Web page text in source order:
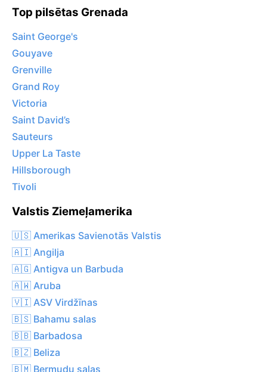
Top pilsētas Grenada
Saint George's
Gouyave
Grenville
Grand Roy
Victoria
Saint David’s
Sauteurs
Upper La Taste
Hillsborough
Tivoli
Valstis Ziemeļamerika
🇺🇸 Amerikas Savienotās Valstis
🇦🇮 Angilja
🇦🇬 Antigva un Barbuda
🇦🇼 Aruba
🇻🇮 ASV Virdžīnas
🇧🇸 Bahamu salas
🇧🇧 Barbadosa
🇧🇿 Beliza
🇧🇲 Bermudu salas